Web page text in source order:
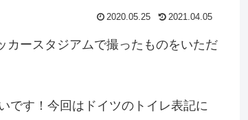
2020.05.25 2021.04.05
カースタジアムで撮ったものをいただ
です！今回はドイツのトイレ表記に